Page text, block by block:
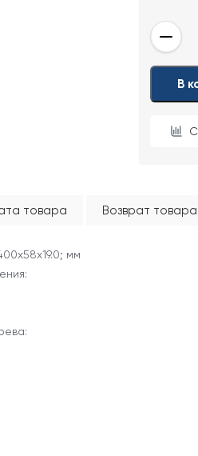
ОТПРАВИТЬ
-
В
товара Возврат товара
мм